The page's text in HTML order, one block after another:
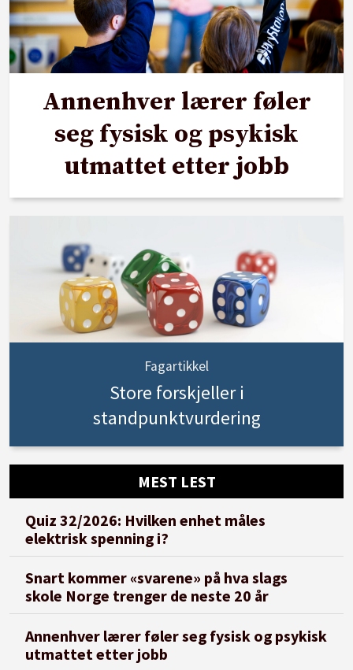
Annenhver lærer føler
seg fysisk og psykisk
utmattet etter jobb
Fagartikkel
Store forskjeller i
standpunktvurdering
MEST LEST
Quiz 32/2026: Hvilken enhet måles
elektrisk spenning i?
Snart kommer «svarene» på hva slags
skole Norge trenger de neste 20 år
Annenhver lærer føler seg fysisk og psykisk
utmattet etter jobb